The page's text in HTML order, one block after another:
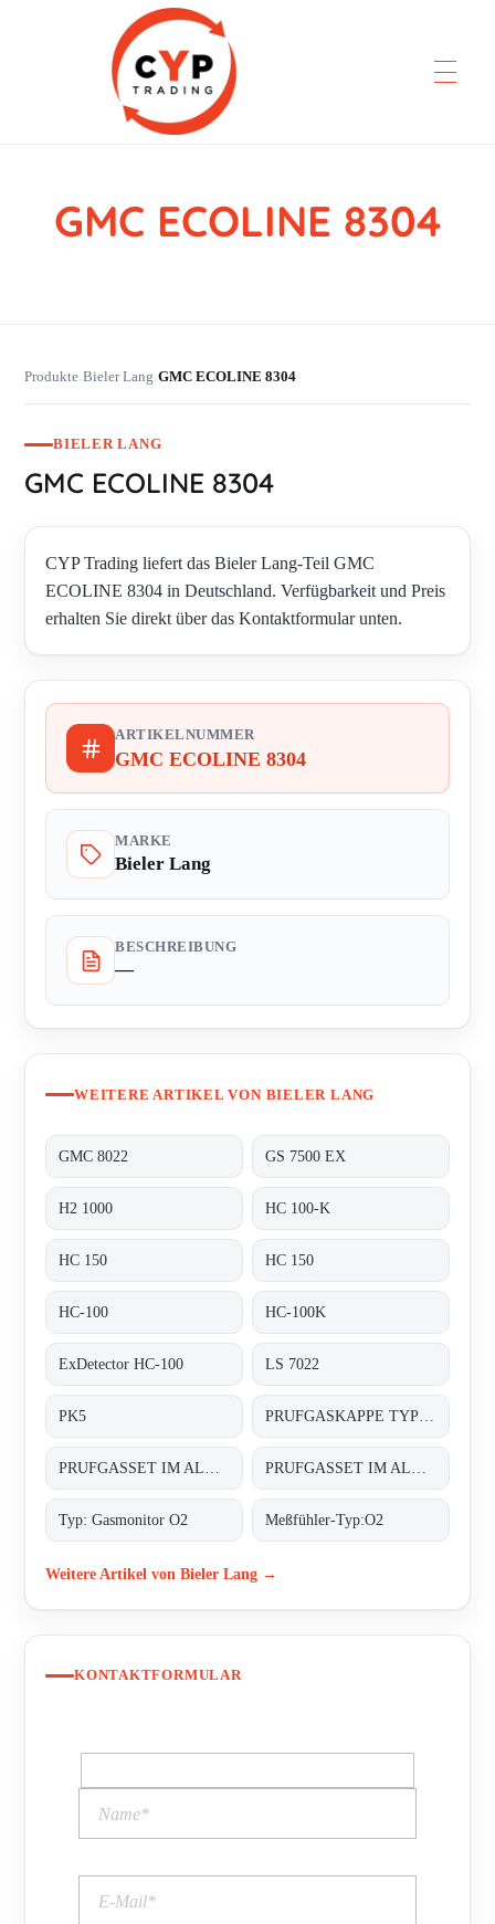
CYP Trading
Professionelle Ersatzteilbeschaffung
GMC ECOLINE 8304
Produkte›Bieler Lang›GMC ECOLINE 8304
BIELER LANG
GMC ECOLINE 8304
CYP Trading liefert das Bieler Lang-Teil GMC
ECOLINE 8304 in Deutschland. Verfügbarkeit und Preis
erhalten Sie direkt über das Kontaktformular unten.
ARTIKELNUMMER
GMC ECOLINE 8304
MARKE
Bieler Lang
BESCHREIBUNG
—
WEITERE ARTIKEL VON BIELER LANG
GMC 8022 GS 7500 EX
H2 1000 HC 100-K
HC 150 HC 150
HC-100 HC-100K
ExDetector HC-100 LS 7022
PK5
Typ: Gasmonitor O2 Meßfühler-Typ:O2
Weitere Artikel von Bieler Lang →
KONTAKTFORMULAR